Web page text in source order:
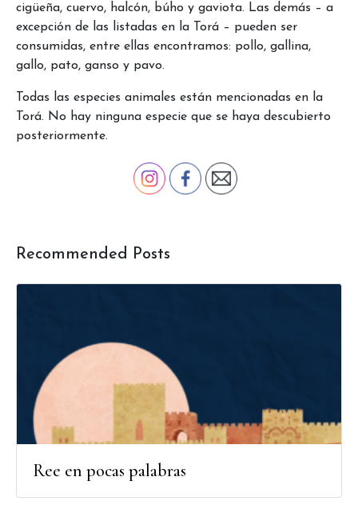
cigüeña, cuervo, halcón, búho y gaviota. Las demás – a
excepción de las listadas en la Torá – pueden ser
consumidas, entre ellas encontramos: pollo, gallina,
gallo, pato, ganso y pavo.
Todas las especies animales están mencionadas en la
Torá. No hay ninguna especie que se haya descubierto
posteriormente.
Recommended Posts
Ree en pocas palabras